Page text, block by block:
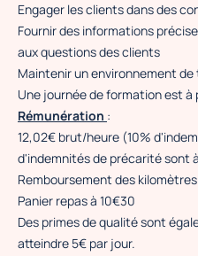
Engager les clients dans des
Fournir des informations
aux questions des clients
Maintenir un environnement
Une journée de formation est à
Rémunération :
12,02€ brut/heure (10%
d'indemnités de précarité sont
Remboursement des kilomètres
Panier repas à 10€30
Des primes de qualité sont
atteindre 5€ par jour.